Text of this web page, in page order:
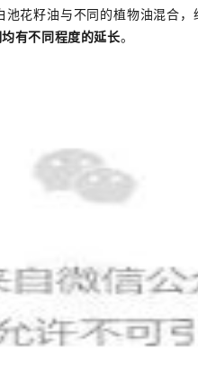
池花籽油与不同的植物油混合
有不同程度的延长。